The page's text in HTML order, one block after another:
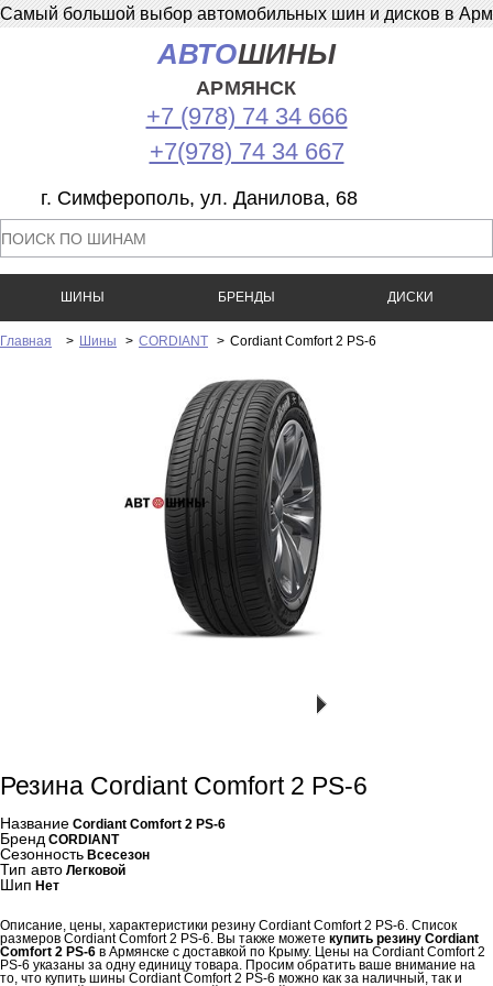
Самый большой выбор автомобильных шин и дисков в
АВТОШИНЫ
АРМЯНСК
+7 (978) 74 34 666
+7(978) 74 34 667
г. Симферополь, ул. Данилова, 68
ШИНЫ БРЕНДЫ ДИСКИ
Главная > Шины > CORDIANT > Cordiant Comfort 2 PS-6
Резина Cordiant Comfort 2 PS-6
Название Cordiant Comfort 2 PS-6
Бренд CORDIANT
Сезонность Всесезон
Тип авто Легковой
Шип Нет
Описание, цены, характеристики резину Cordiant Comfort 2 PS-6. Список
размеров Cordiant Comfort 2 PS-6. Вы также можете купить резину Cordiant
Comfort 2 PS-6 в Армянске с доставкой по Крыму. Цены на Cordiant Comfort 2
PS-6 указаны за одну единицу товара. Просим обратить ваше внимание на
то, что купить шины Cordiant Comfort 2 PS-6 можно как за наличный, так и